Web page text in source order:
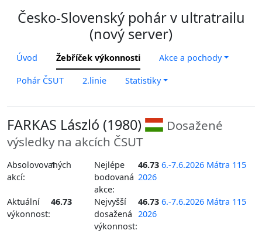
Česko-Slovenský pohár v ultratrailu
(nový server)
Úvod Žebříček výkonnosti Akce a pochody
Pohár ČSUT 2.linie Statistiky
FARKAS László (1980)
Dosažené
výsledky na akcích ČSUT
Absolovovaných
akcí:
1
Nejlépe
bodovaná
akce:
46.73 6.-7.6.2026 Mátra 115
2026
Aktuální
výkonnost:
46.73
Nejvyšší
dosažená
výkonnost:
46.73 6.-7.6.2026 Mátra 115
2026